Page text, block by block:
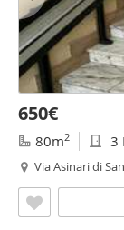
650€
80m2 3
Via Asinari di